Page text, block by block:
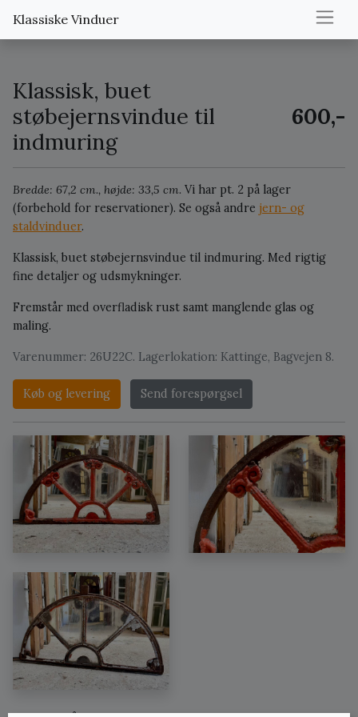
Klassiske Vinduer
Klassisk, buet
støbejernsvindue til
indmuring
600,-
Bredde: 67,2 cm., højde: 33,5 cm. Vi har pt. 2 på lager
(forbehold for reservationer). Se også andre jern- og
staldvinduer.
Klassisk, buet støbejernsvindue til indmuring. Med rigtig
fine detaljer og udsmykninger.
Fremstår med overfladisk rust samt manglende glas og
maling.
Varenummer: 26U22C. Lagerlokation: Kattinge, Bagvejen 8.
Køb og levering Send forespørgsel